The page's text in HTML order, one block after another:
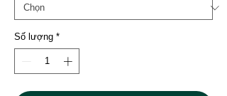
Số lượng *